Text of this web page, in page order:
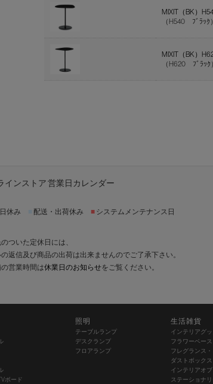
MIXIT（BK）
（H540 ﾌﾞﾗｯｸ）
MIXIT（BK）
（H620 ﾌﾞﾗｯｸ）
インストア 営業日カレンダー
休み 配送・出荷休み ■ システムメンテナンス日
のついた定休日には、
の返信及び商品の出荷は出来ませんのでご了承下さい。
営業時間は休業日のお知らせをご覧ください。
ボード
照明
テーブルランプ
デスクランプ
フロアランプ
生活雑貨
インテリアグ
フラワーベー
フレグランス
ダストボックス
インテリアオブ
ステーショナリ